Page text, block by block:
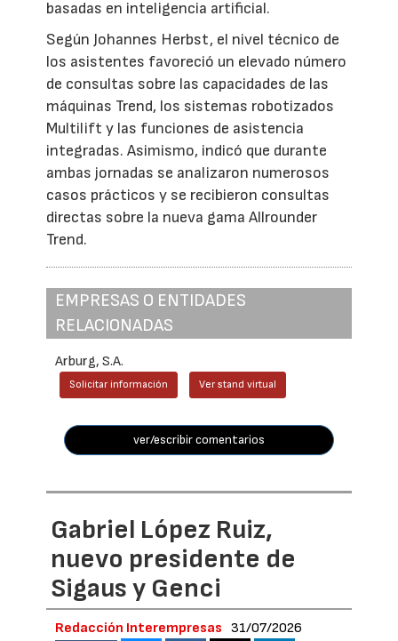
basadas en inteligencia artificial.
Según Johannes Herbst, el nivel técnico de
los asistentes favoreció un elevado número
de consultas sobre las capacidades de las
máquinas Trend, los sistemas robotizados
Multilift y las funciones de asistencia
integradas. Asimismo, indicó que durante
ambas jornadas se analizaron numerosos
casos prácticos y se recibieron consultas
directas sobre la nueva gama Allrounder
Trend.
EMPRESAS O ENTIDADES
RELACIONADAS
Arburg, S.A.
Solicitar información Ver stand virtual
ver/escribir comentarios
Gabriel López Ruiz,
nuevo presidente de
Sigaus y Genci
Redacción Interempresas 31/07/2026